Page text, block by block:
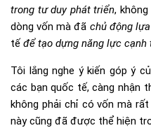
trong tư duy phát triển,
dòng vốn mà đã chủ động
tế để tạo dựng năng lực cạnh
Tôi lắng nghe ý kiến góp ý
các bạn quốc tế, càng nhận
không phải chỉ có vốn mà
này cũng đã được thể hiện